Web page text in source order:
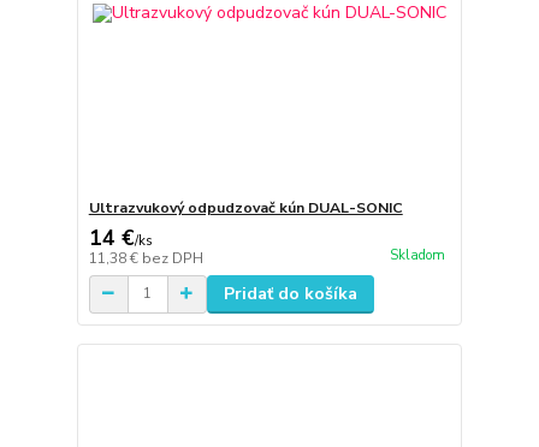
Ultrazvukový odpudzovač kún DUAL-SONIC
14 €/ks
11,38 € bez DPH Skladom
Pridať do košíka